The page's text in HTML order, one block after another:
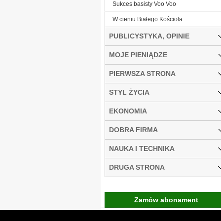
Sukces basisty Voo Voo
W cieniu Białego Kościoła
PUBLICYSTYKA, OPINIE
MOJE PIENIĄDZE
PIERWSZA STRONA
STYL ŻYCIA
EKONOMIA
DOBRA FIRMA
NAUKA I TECHNIKA
DRUGA STRONA
Zamów abonament